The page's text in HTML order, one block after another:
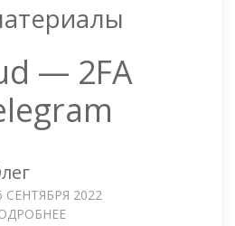
— 2FA
СЕНТЯБРЯ 2022